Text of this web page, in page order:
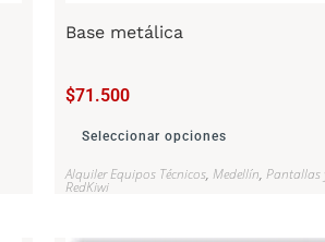
Base metálica
$71.500
Seleccionar opciones
Alquiler Equipos Técnicos, Medellín, Pantallas
RedKiwi